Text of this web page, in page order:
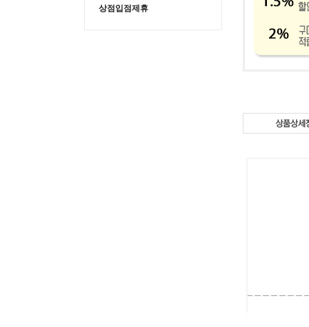
상점입점제휴